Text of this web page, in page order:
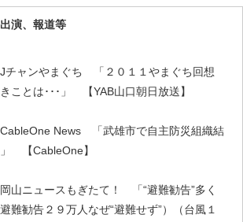
演、報道等
チャンやまぐち 「２０１１やまぐち回想
ことは･･･」 【YAB山口朝日放送】
News 「武雄市で自主防災組織結
【CableOne】
山ニュースもぎたて！ 「“避難勧告”多く
難勧告２９万人なぜ“避難せず”）（台風１